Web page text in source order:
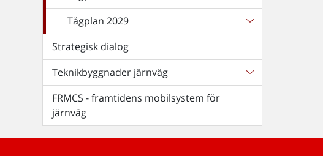
Tågplan 2029
Strategisk dialog
Teknikbyggnader järnväg
FRMCS - framtidens mobilsystem för
järnväg